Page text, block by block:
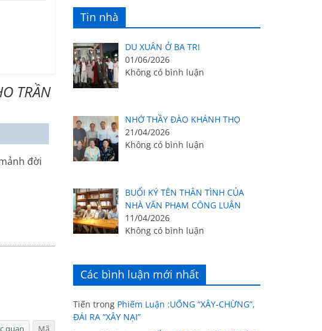
để
lượng.
TRẦN
đời
quan Mã
Tin nhà
DU XUÂN Ở BA TRI
01/06/2026
Không có bình luận
NHỚ THẦY ĐÀO KHÁNH THỌ
21/04/2026
Không có bình luận
BUỔI KÝ TÊN THÂN TÌNH CỦA
NHÀ VĂN PHẠM CÔNG LUẬN
11/04/2026
Không có bình luận
Các bình luận mới nhất
Tiến trong Phiếm Luận :UỐNG “XÂY-CHỪNG”,
ĐÁI RA “XÂY NẠI”